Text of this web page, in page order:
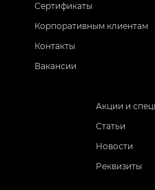
Сертификаты
Корпоративным клиентам
Контакты
Вакансии
Акции и
Статьи
Новости
Реквизиты